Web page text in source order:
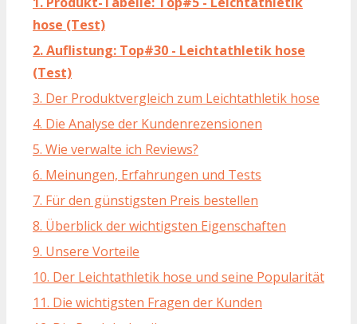
hose (Test)
2. Auflistung: Top#30 - Leichtathletik hose
(Test)
3. Der Produktvergleich zum Leichtathletik hose
4. Die Analyse der Kundenrezensionen
5. Wie verwalte ich Reviews?
6. Meinungen, Erfahrungen und Tests
7. Für den günstigsten Preis bestellen
8. Überblick der wichtigsten Eigenschaften
9. Unsere Vorteile
10. Der Leichtathletik hose und seine Popularität
11. Die wichtigsten Fragen der Kunden